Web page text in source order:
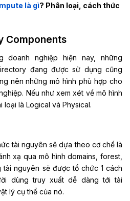
là gì? Phân loại, cách thức
Components
doanh nghiệp hiện nay, những
đang được sử dụng cũng
nên những mô hình phù hợp cho
Nếu như xem xét về mô hình
loại là Logical và Physical.
tài nguyên sẽ dựa theo cơ chế là
xạ qua mô hình domains, forest,
tài nguyên sẽ được tổ chức 1 cách
dùng truy xuất dễ dàng tới tài
lý cụ thể của nó.